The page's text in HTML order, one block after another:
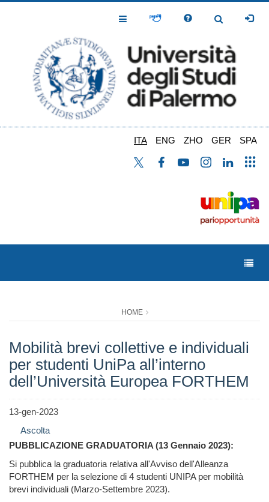
Toggle
Toggle
ITA ENG ZHO GER SPA
HOME
Mobilità brevi collettive e individuali
per studenti UniPa all’interno
dell’Università Europea FORTHEM
13-gen-2023
Ascolta
PUBBLICAZIONE GRADUATORIA (13 Gennaio 2023):
Si pubblica la graduatoria relativa all'Avviso dell'Alleanza
FORTHEM per la selezione di 4 studenti UNIPA per mobilità
brevi individuali (Marzo-Settembre 2023).